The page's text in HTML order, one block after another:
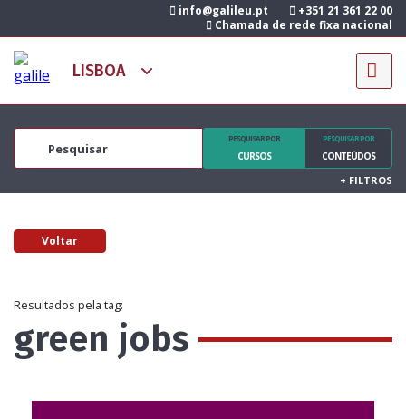
info@galileu.pt
+351 21 361 22 00
Chamada de rede fixa nacional
PESQUISAR POR
CURSOS
PESQUISAR POR
CONTEÚDOS
+ FILTROS
Voltar
Resultados pela tag:
green jobs